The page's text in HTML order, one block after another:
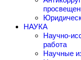
НАУКА
Научно-
работа
Научные